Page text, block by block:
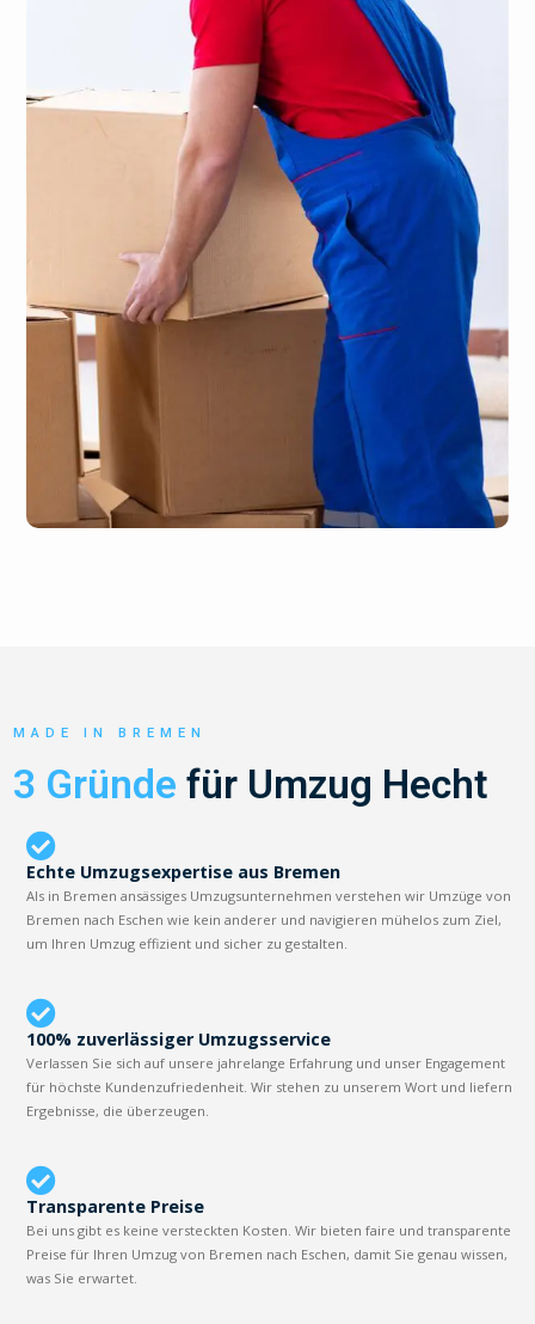
MADE IN BREMEN
3 Gründe für Umzug Hecht
Echte Umzugsexpertise aus Bremen
Als in Bremen ansässiges Umzugsunternehmen verstehen wir Umzüge von
Bremen nach Eschen wie kein anderer und navigieren mühelos zum Ziel,
um Ihren Umzug effizient und sicher zu gestalten.
100% zuverlässiger Umzugsservice
Verlassen Sie sich auf unsere jahrelange Erfahrung und unser Engagement
für höchste Kundenzufriedenheit. Wir stehen zu unserem Wort und liefern
Ergebnisse, die überzeugen.
Transparente Preise
Bei uns gibt es keine versteckten Kosten. Wir bieten faire und transparente
Preise für Ihren Umzug von Bremen nach Eschen, damit Sie genau wissen,
was Sie erwartet.